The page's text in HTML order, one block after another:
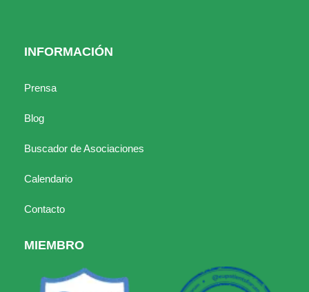
INFORMACIÓN
Prensa
Blog
Buscador de Asociaciones
Calendario
Contacto
MIEMBRO